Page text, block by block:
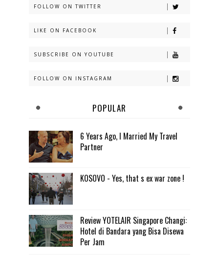
FOLLOW ON TWITTER
LIKE ON FACEBOOK
SUBSCRIBE ON YOUTUBE
FOLLOW ON INSTAGRAM
POPULAR
6 Years Ago, I Married My Travel
Partner
KOSOVO - Yes, that s ex war zone !
Review YOTELAIR Singapore Changi:
Hotel di Bandara yang Bisa Disewa
Per Jam